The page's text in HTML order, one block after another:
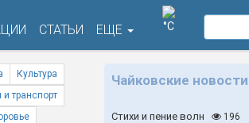
СТАТЬИ ЕЩЕ °C
Культура
и транспорт
Чайковские новости
Стихи и пение волн 196